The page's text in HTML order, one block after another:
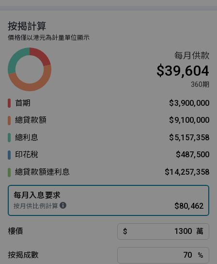
按揭計算
價格僅以港元為計量單位顯示
每月供款
$39,604
360期
首期
$3,900,000
總貸款額
$9,100,000
總利息
$5,157,358
印花稅
$487,500
總貸款額連利息
$14,257,358
每月入息要求
按月供比例計算 $80,462
樓價 $ 萬
按揭成數 %